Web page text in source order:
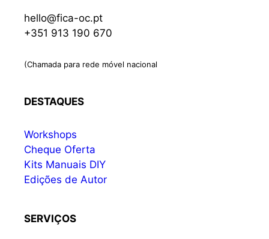
hello@fica-oc.pt
+351 913 190 670
(Chamada para rede móvel nacional
DESTAQUES
Workshops
Cheque Oferta
Kits Manuais DIY
Edições de Autor
SERVIÇOS